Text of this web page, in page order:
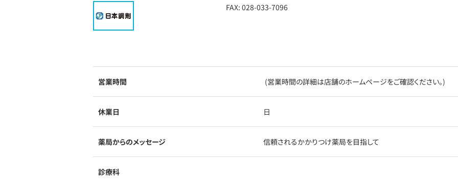
FAX: 028-033-7096
営業時間 (営業時間の詳細は店舗のホームページをご確認ください。)
休業日 日
薬局からのメッセージ 信頼されるかかりつけ薬局を目指して
診療科